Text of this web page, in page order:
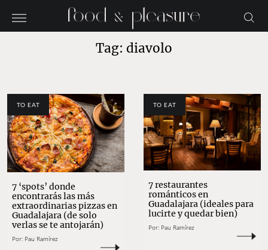
Tag: diavolo
TO EAT
7 ‘spots’ donde
encontrarás las más
extraordinarias pizzas en
Guadalajara (de solo
verlas se te antojarán)
Por: Pau Ramírez
TO EAT
7 restaurantes
románticos en
Guadalajara (ideales para
lucirte y quedar bien)
Por: Pau Ramírez